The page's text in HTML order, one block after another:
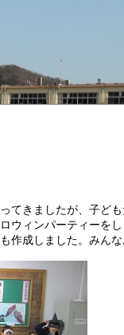
てきましたが、子ど
ウィンパーティーを
作成しました。みん